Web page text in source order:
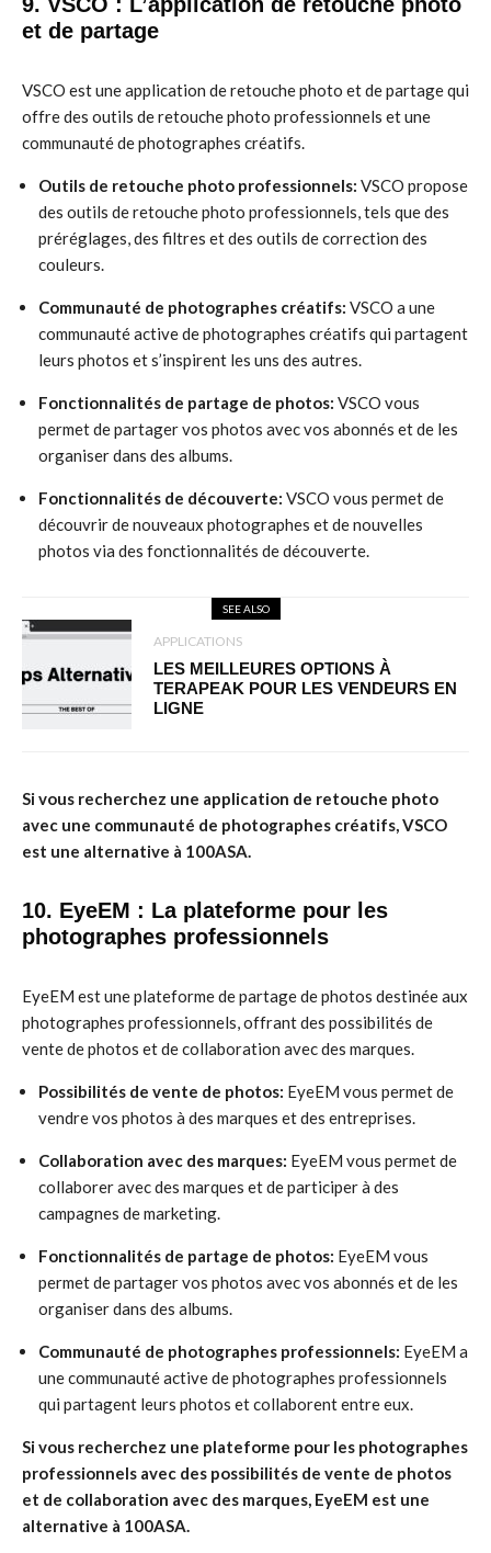
et de partage
VSCO est une application de retouche photo et de partage qui
offre des outils de retouche photo professionnels et une
communauté de photographes créatifs.
Outils de retouche photo professionnels: VSCO propose
des outils de retouche photo professionnels, tels que des
préréglages, des filtres et des outils de correction des
couleurs.
Communauté de photographes créatifs: VSCO a une
communauté active de photographes créatifs qui partagent
leurs photos et s’inspirent les uns des autres.
Fonctionnalités de partage de photos: VSCO vous
permet de partager vos photos avec vos abonnés et de les
organiser dans des albums.
Fonctionnalités de découverte: VSCO vous permet de
découvrir de nouveaux photographes et de nouvelles
photos via des fonctionnalités de découverte.
SEE ALSO
APPLICATIONS
LES MEILLEURES OPTIONS À
TERAPEAK POUR LES VENDEURS EN
LIGNE
Si vous recherchez une application de retouche photo
avec une communauté de photographes créatifs, VSCO
est une alternative à 100ASA.
10. EyeEM : La plateforme pour les
photographes professionnels
EyeEM est une plateforme de partage de photos destinée aux
photographes professionnels, offrant des possibilités de
vente de photos et de collaboration avec des marques.
Possibilités de vente de photos: EyeEM vous permet de
vendre vos photos à des marques et des entreprises.
Collaboration avec des marques: EyeEM vous permet de
collaborer avec des marques et de participer à des
campagnes de marketing.
Fonctionnalités de partage de photos: EyeEM vous
permet de partager vos photos avec vos abonnés et de les
organiser dans des albums.
Communauté de photographes professionnels: EyeEM a
une communauté active de photographes professionnels
qui partagent leurs photos et collaborent entre eux.
Si vous recherchez une plateforme pour les photographes
professionnels avec des possibilités de vente de photos
et de collaboration avec des marques, EyeEM est une
alternative à 100ASA.